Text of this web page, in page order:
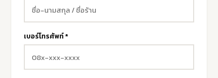
เบอร์โทรศัพท์ *